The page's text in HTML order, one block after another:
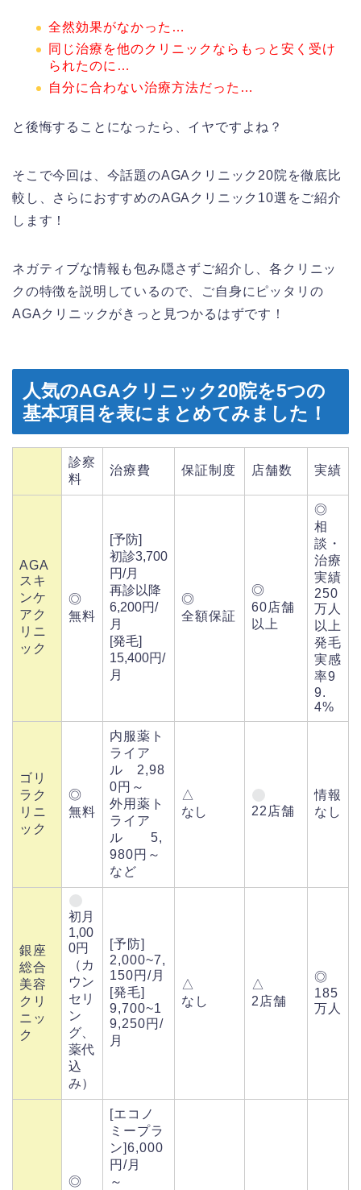
全然効果がなかった…
同じ治療を他のクリニックならもっと安く受け
られたのに…
自分に合わない治療方法だった…
と後悔することになったら、イヤですよね？
そこで今回は、今話題のAGAクリニック20院を徹底比
較し、さらにおすすめのAGAクリニック10選をご紹介
します！
ネガティブな情報も包み隠さずご紹介し、各クリニッ
クの特徴を説明しているので、ご自身にピッタリの
AGAクリニックがきっと見つかるはずです！
人気のAGAクリニック20院を5つの
基本項目を表にまとめてみました！
診察
料
治療費 保証制度 店舗数 実績
AGA
スキ
ンケ
アク
リニ
ック
◎
無料
[予防]
初診3,700
円/月
再診以降
6,200円/
月
[発毛]
15,400円/
月
◎
全額保証
◎
60店舗
以上
◎
相
談・
治療
実績
250
万人
以上
発毛
実感
率9
9.
4%
ゴリ
ラク
リニ
ック
◎
無料
内服薬ト
ライア
ル 2,98
0円～
外用薬ト
ライア
ル 5,
980円～
など
△
なし
22店舗
情報
なし
銀座
総合
美容
クリ
ニッ
ク
初月
1,00
0円
（カ
ウン
セリ
ン
グ、
薬代
込
み）
[予防]
2,000~7,
150円/月
[発毛]
9,700~1
9,250円/
月
△
なし
△
2店舗
◎
185
万人
◎
[エコノ
ミープラ
ン]6,000
円/月
～